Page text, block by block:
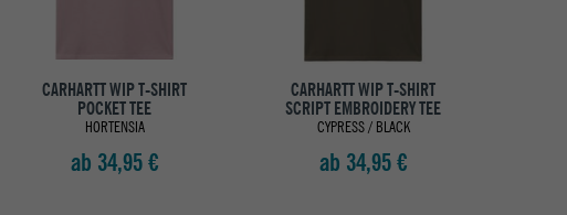
CARHARTT WIP T-SHIRT
POCKET TEE
HORTENSIA
ab 34,95 €
CARHARTT WIP T-SHIRT
SCRIPT EMBROIDERY TEE
CYPRESS / BLACK
ab 34,95 €